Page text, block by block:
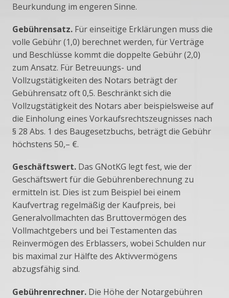
Beurkundung im engeren Sinne.
Gebührensatz. Für einseitige Erklärungen muss die
volle Gebühr (1,0) berechnet werden, für Verträge
und Beschlüsse kommt die doppelte Gebühr (2,0)
zum Ansatz. Für Betreuungs- und
Vollzugstätigkeiten des Notars beträgt der
Gebührensatz oft 0,5. Beschränkt sich die
Vollzugstätigkeit des Notars aber beispielsweise auf
die Einholung eines Vorkaufsrechtszeugnisses nach
§ 28 Abs. 1 des Baugesetzbuchs, beträgt die Gebühr
höchstens 50,– €.
Geschäftswert. Das GNotKG legt fest, wie der
Geschäftswert für die Gebührenberechnung zu
ermitteln ist. Dies ist zum Beispiel bei einem
Kaufvertrag regelmäßig der Kaufpreis, bei
Generalvollmachten das Bruttovermögen des
Vollmachtgebers und bei Testamenten das
Reinvermögen des Erblassers, wobei Schulden nur
bis maximal zur Hälfte des Aktivvermögens
abzugsfähig sind.
Gebührenrechner. Die Höhe der Notargebühren